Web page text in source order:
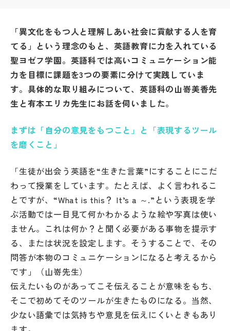
説明会・イベント情報
よみもの
学校からのお知らせ
学校HP最新情報
特集
NettyLandかわら版
その他
お問い合わせ
個人情報保護方針
「異文化をもつ人と理解しあい社会に貢献する人を育
てる」という理念のもと、英語教育に力を入れている
聖ヨゼフ学園。英語科では高いコミュニケーション能
力を目標に課題を3つの要素に分けて実践していま
す。具体的な取り組みについて、英語科の山嵜美香先
生と有本エリカ先生にお話を伺いました。
まずは「自分の意見をもつこと」と「表現するツール
を磨くこと」
「生徒が出会う英語を“生きた言葉”にすることにこだ
わって授業をしています。たとえば、よく言われるこ
とですが、“What is this？ It’s a ～.”という表現を学
ぶ活動では一目見て何かわかるような絵や写真は使い
ません。これは何か？と聞く必要がある事物を提示す
る、または状況を設定します。そうすることで、その
問答が本物のコミュニケーションになると考えるから
です」（山嵜先生）
伝えたいものがあってこそ伝えることが意味をもち、
そこで初めてそのツールが生きたものになる。当然、
少ない語彙では気持ちや意見を伝えにくいときもあり